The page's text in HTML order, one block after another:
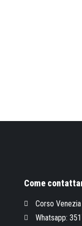
Come
Corso
Whatsapp: